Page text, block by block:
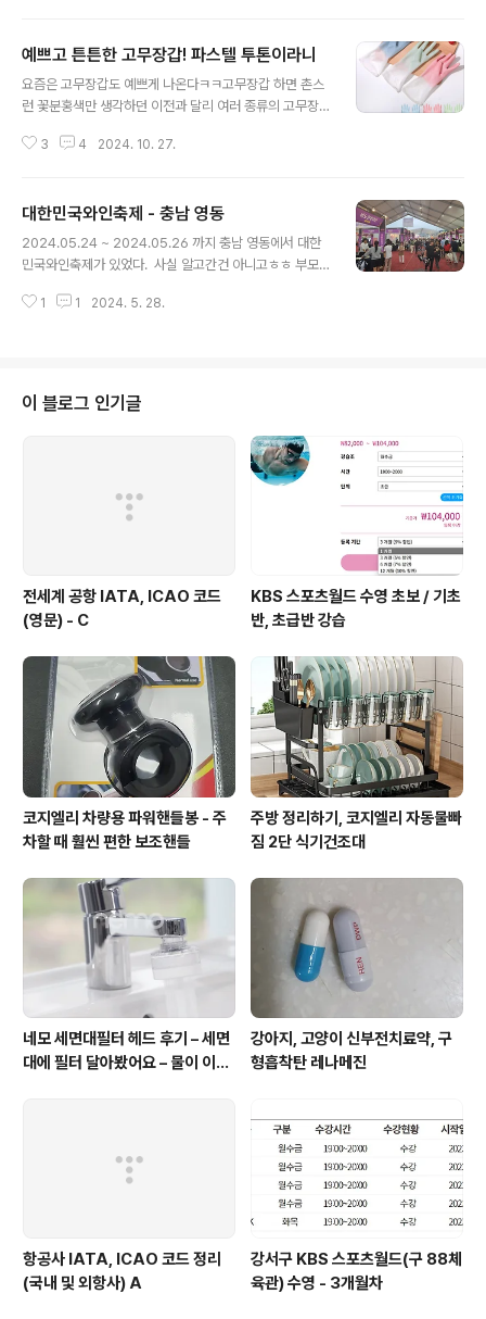
하고.. 그래서 나는 일회용 치실을 항상 휴대하고 다니며 필
수품이 되었다. 나는 내 개인적인 불편한 때문에 치실을
사용하였지만 이러한 이유가 아니더라도 치실은 사용하는
게 청소하기가 어렵고 치아사이의 미세한 틈새와, 칫솔이
예쁘고 튼튼한 고무장갑! 파스텔 투톤이라니
요즘은 고무장갑도 예쁘게 나온다ㅋㅋ고무장갑 하면 촌스
런 꽃분홍색만 생각하던 이전과 달리 여러 종류의 고무장
~홍색이 아닌 여러 컬러의 고무장갑을 흔하게 볼 수 있
징이 여러가지가 있는데 그 중에 마음에 드는것 3가지를
말해본다면 첫째, 색이 달라서 용도별로 구분해서 사용 할
수 있다는 점이였다. 같은색깔의 고무장갑을 쓰다보면 집
청소를 하면 비위생적이지 않겠는가..?리뷰에도 용도별로
3 4 2024. 10. 27.
대한민국와인축제 - 충남 영동
2024.05.24 ~ 2024.05.26 까지 충남 영동에서 대한
민국와인축제가 있었다. 사실 알고간건 아니고ㅎㅎ 부모
부모님하고 축제를 즐길 수 있어서 정말 날을 잘 골라왔다
이너리 농가에서 만든 와인은 물론 영동 이외의 지역 와인
도 함께 즐길 수 있다. 와인 전문 체험 프로그램과 각종 공
연은 물론 농가형 와이너리의 정취와 낭만을 즐길 수 있다.
(설명출처: 대한민국와인축제 | 지역축제 | 대한민국 구석
구석 축제 (visitkorea.or.kr)) 입구에서 3천원으로..
1 1 2024. 5. 28.
이 블로그 인기글
전세계 공항 IATA, ICAO 코드
(영문) - C
KBS 스포츠월드 수영 초보 / 기초
반, 초급반 강습
코지엘리 차량용 파워핸들봉 - 주
차할 때 훨씬 편한 보조핸들
주방 정리하기, 코지엘리 자동물빠
짐 2단 식기건조대
네모 세면대필터 헤드 후기 – 세면
대에 필터 달아봤어요 – 물이 이렇
강아지, 고양이 신부전치료약, 구
형흡착탄 레나메진
항공사 IATA, ICAO 코드 정리
(국내 및 외항사) A
강서구 KBS 스포츠월드(구 88체
육관) 수영 - 3개월차